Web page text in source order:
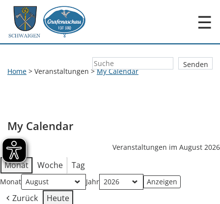
☰
Home > Veranstaltungen >My Calendar
My Calendar
Veranstaltungen im August 2026
Monat Woche Tag
Monat Jahr
Zurück Heute